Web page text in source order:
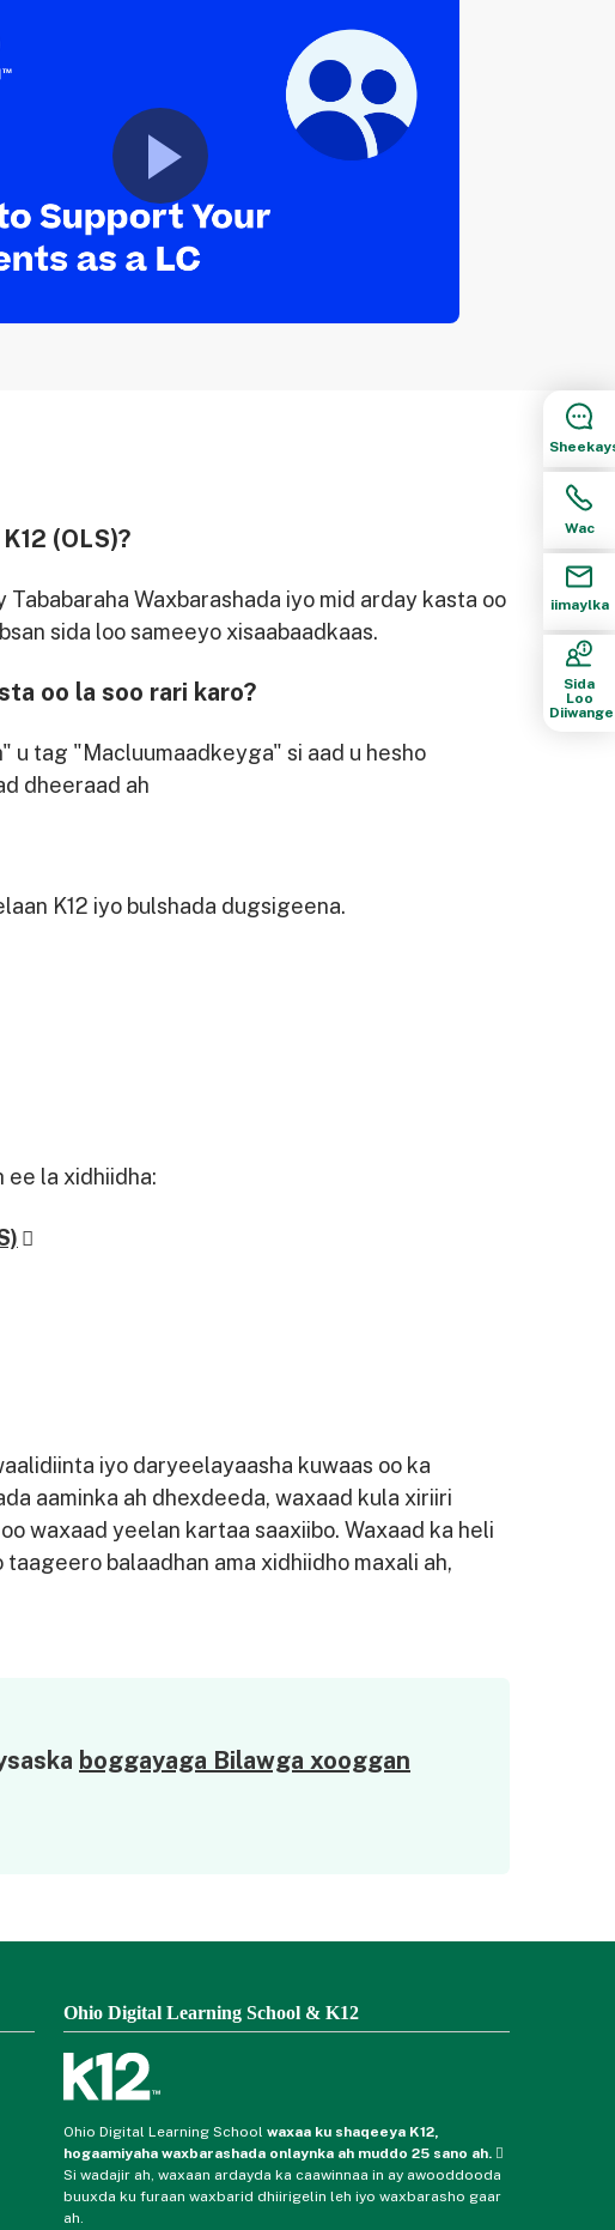
(OLS)?
Waxbarashada iyo mid arday kasta oo
sida loo sameeyo xisaabaadkaas.
oo la soo rari karo?
u tag "Macluumaadkeyga" si aad u hesho
dheeraad ah
K12 iyo bulshada dugsigeena.
ee la xidhiidha:
iyo daryeelayaasha kuwaas oo ka
aaminka ah dhexdeeda, waxaad kula xiriiri
waxaad yeelan kartaa saaxiibo. Waxaad ka heli
balaadhan ama xidhiidho maxali ah,
boggayaga Bilawga xooggan
Ohio Digital Learning School & K12
Ohio Digital Learning School waxaa ku shaqeeya K12,
hogaamiyaha waxbarashada onlaynka ah muddo 25 sano ah.
Si wadajir ah, waxaan ardayda ka caawinnaa in ay awooddooda
buuxda ku furaan waxbarid dhiirigelin leh iyo waxbarasho gaar
ah.
Wac
iimaylka
Sida
Loo